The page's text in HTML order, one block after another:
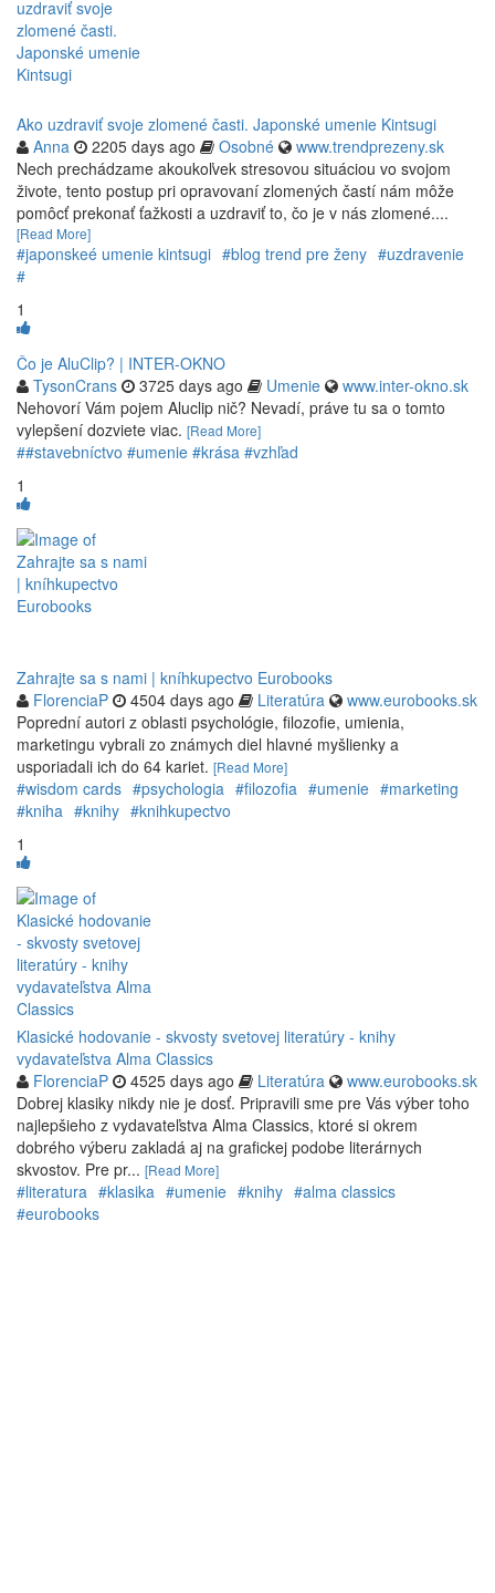
Ako uzdraviť svoje zlomené časti. Japonské umenie Kintsugi
Anna
2205 days ago Osobné
www.trendprezeny.sk
Nech prechádzame akoukoľvek stresovou situáciou vo svojom
živote, tento postup pri opravovaní zlomených častí nám môže
pomôcť prekonať ťažkosti a uzdraviť to, čo je v nás zlomené....
[Read More]
#japonskeé umenie kintsugi #blog trend pre ženy #uzdravenie
#
1
Čo je AluClip? | INTER-OKNO
TysonCrans
3725 days ago Umenie
www.inter-okno.sk
Nehovorí Vám pojem Aluclip nič? Nevadí, práve tu sa o tomto
vylepšení dozviete viac. [Read More]
##stavebníctvo #umenie #krása #vzhľad
1
Zahrajte sa s nami | kníhkupectvo Eurobooks
FlorenciaP
4504 days ago Literatúra
www.eurobooks.sk
Poprední autori z oblasti psychológie, filozofie, umienia,
marketingu vybrali zo známych diel hlavné myšlienky a
usporiadali ich do 64 kariet. [Read More]
#wisdom cards #psychologia #filozofia #umenie #marketing
#kniha #knihy #knihkupectvo
1
Klasické hodovanie - skvosty svetovej literatúry - knihy
vydavateľstva Alma Classics
FlorenciaP
4525 days ago Literatúra
www.eurobooks.sk
Dobrej klasiky nikdy nie je dosť. Pripravili sme pre Vás výber toho
najlepšieho z vydavateľstva Alma Classics, ktoré si okrem
dobrého výberu zakladá aj na grafickej podobe literárnych
skvostov. Pre pr... [Read More]
#literatura #klasika #umenie #knihy #alma classics
#eurobooks